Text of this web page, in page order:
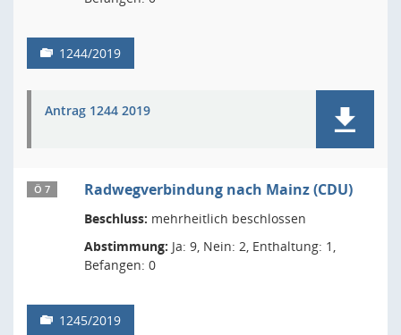
1244/2019
Antrag 1244 2019
Ö 7 Radwegverbindung nach Mainz (CDU)
Beschluss: mehrheitlich beschlossen
Abstimmung: Ja: 9, Nein: 2, Enthaltung: 1,
Befangen: 0
1245/2019